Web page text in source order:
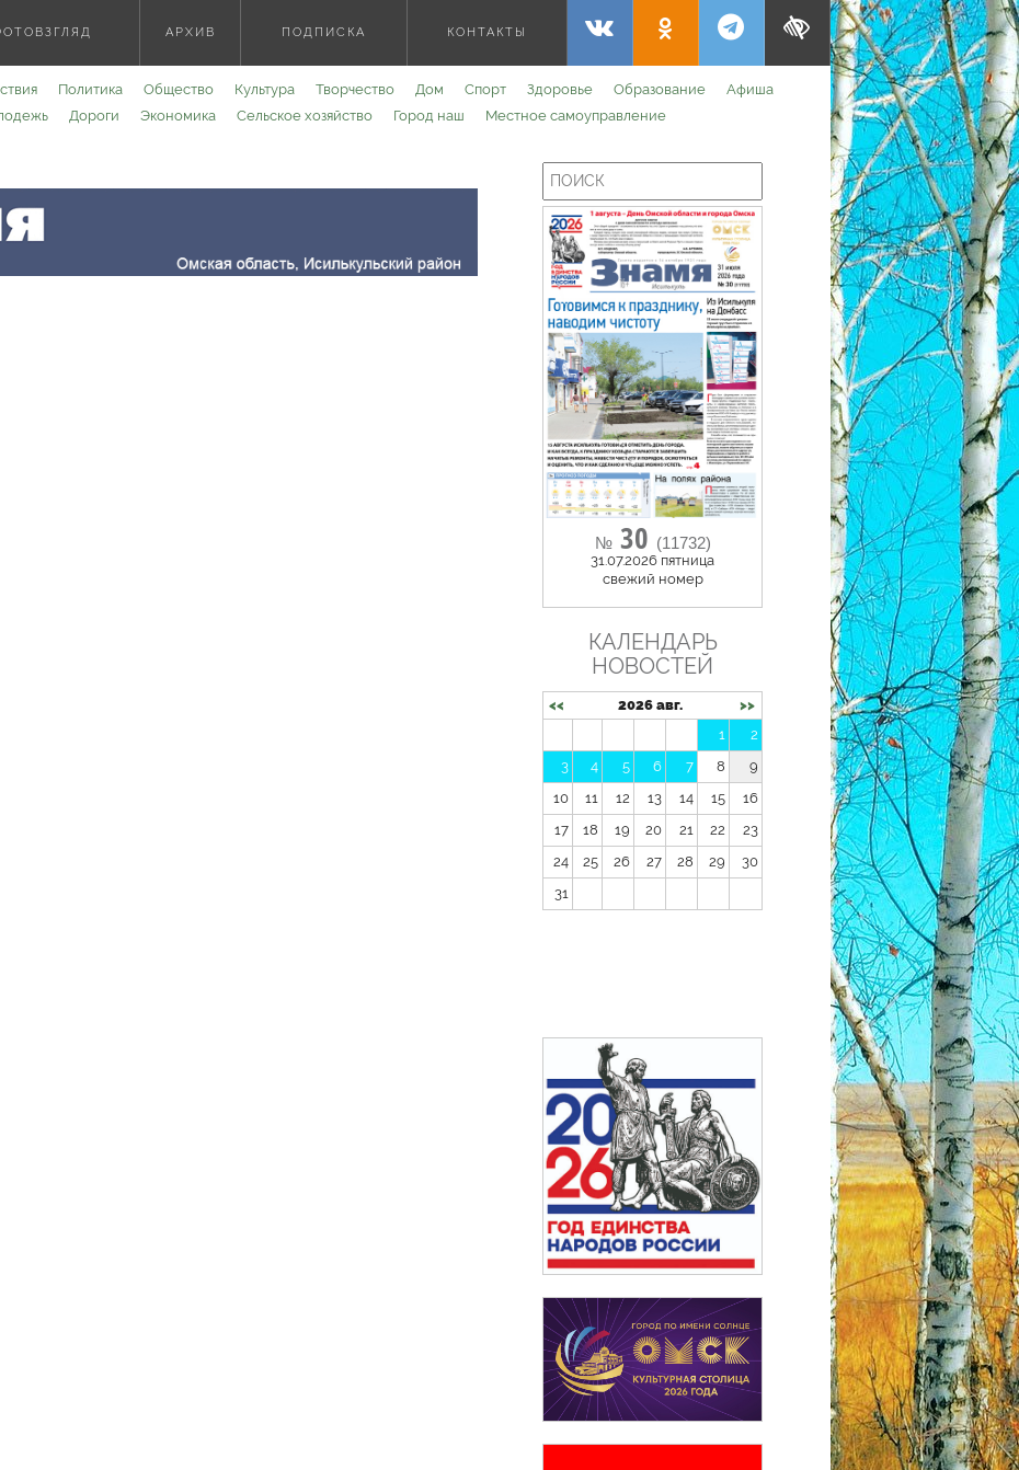
АРХИВ ПОДПИСКА КОНТАКТЫ
Политика Общество Культура Творчество Дом Спорт Здоровье Образование
Афиша
Дороги Экономика Сельское хозяйство Город наш Местное самоуправление
№30 (11732)
31.07.2026 пятница
cвежий номер
КАЛЕНДАРЬ
НОВОСТЕЙ
<< 2026 авг.
>>
1
2
3
4 5 6 7 8
9
10
11 12 13 14 15
16
17
18 19 20 21 22
23
24
25 26 27 28 29
30
31